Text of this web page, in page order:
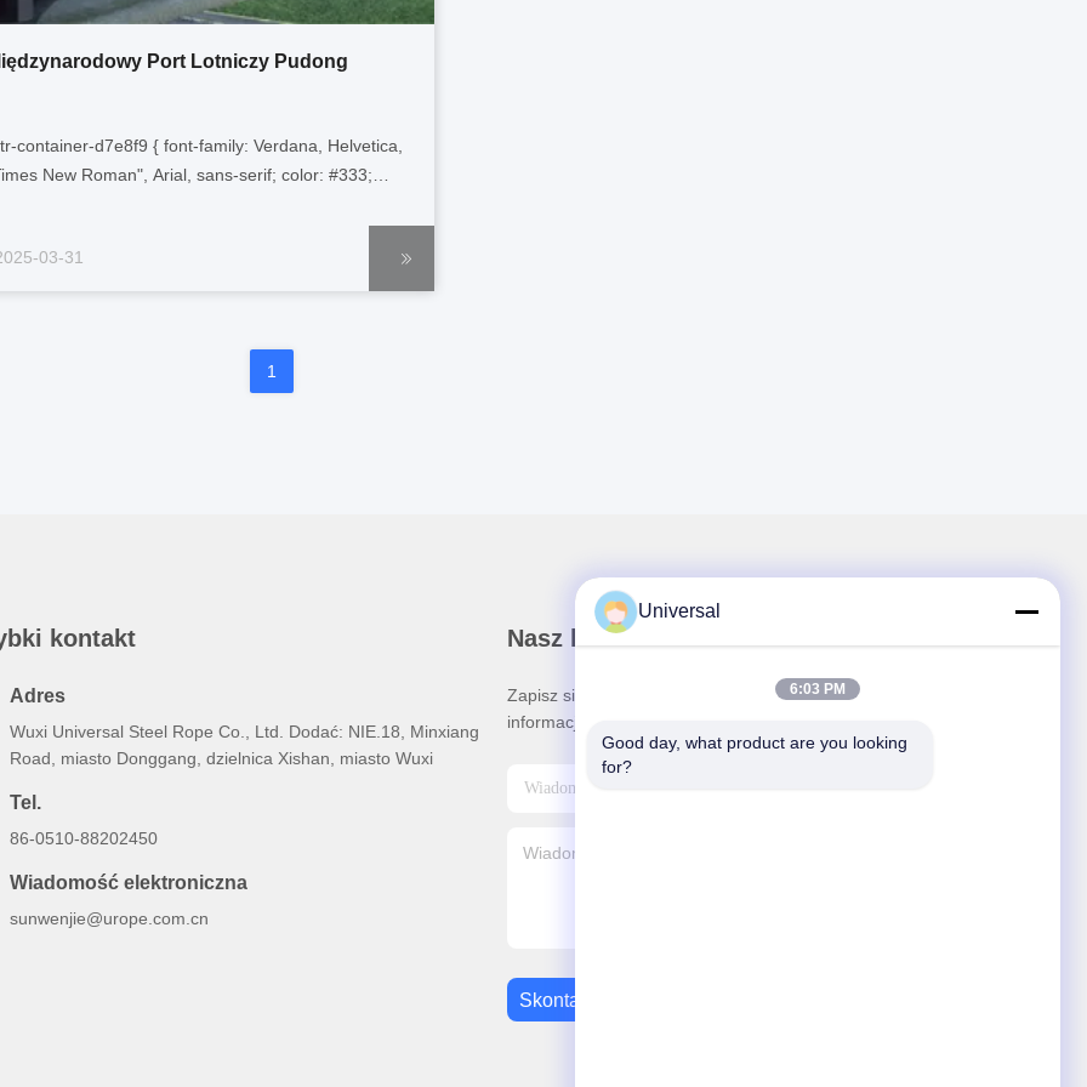
Port Lotniczy Pudong
container-d7e8f9 { font-family: Verdana, Helvetica,
New Roman", Arial, sans-serif; color: #333;
margin-bottom: 1em; text-align: left !important;
03-31
1
kontakt
Adres
Wuxi Universal Steel Rope Co., Ltd. Dodać: NIE.18, Minxiang
Road, miasto Donggang, dzielnica Xishan, miasto Wuxi
Tel.
86-0510-88202450
Wiadomość elektroniczna
sunwenjie@urope.com.cn
Nasz biuletyn
Zapisz się do naszego biuletynu z rabatami i innymi
informacjami.
Skontaktuj Się Z Nami
Universal
6:03 PM
Good day, what product are you looking
for?